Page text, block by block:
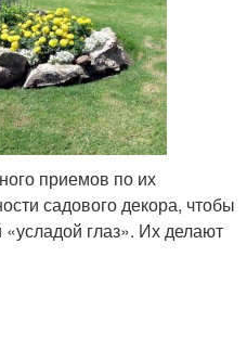
приемов по их
садового декора, чтобы
глаз». Их делают